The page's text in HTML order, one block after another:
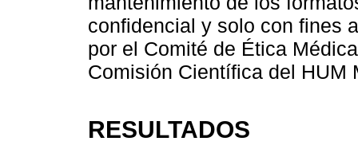
confidencial y solo con fines
por el Comité de Ética
Comisión Científica del HUM
RESULTADOS